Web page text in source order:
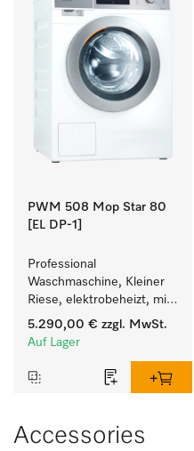
PWM 508 Mop Star 80
[EL DP-1]
Professional
Waschmaschine, Kleiner
Riese, elektrobeheizt, mit
Ablaufpumpe speziell für
die Anforderungen im
Füllgewicht 8 kg.
5.290,00 € zzgl. MwSt.
Auf Lager
Accessories